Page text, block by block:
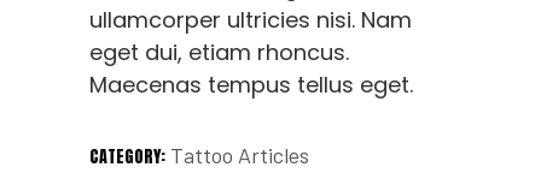
ullamcorper ultricies nisi. Nam
eget dui, etiam rhoncus.
Maecenas tempus tellus eget.
CATEGORY: Tattoo Articles